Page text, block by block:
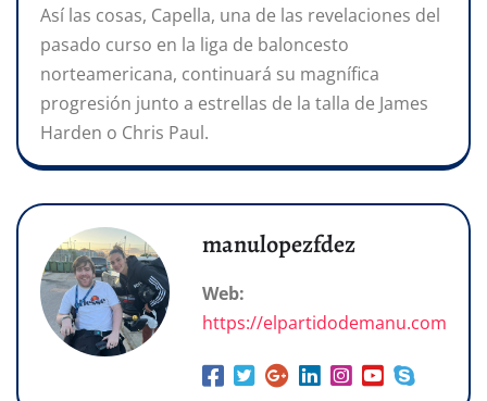
Así las cosas, Capella, una de las revelaciones del
pasado curso en la liga de baloncesto
norteamericana, continuará su magnífica
progresión junto a estrellas de la talla de James
Harden o Chris Paul.
manulopezfdez
Web:
https://elpartidodemanu.com